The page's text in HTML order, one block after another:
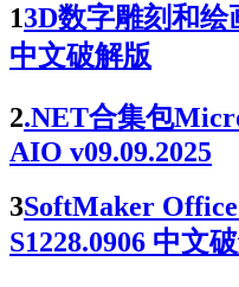
13D数字雕刻和绘
中文破解版
2.NET合集包
AIO v09.09.2025
3SoftMaker Office
S1228.0906 中文